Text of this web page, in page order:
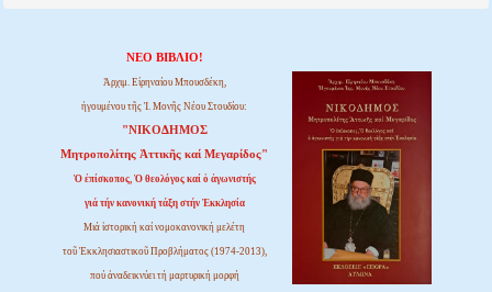
ΝΕΟ ΒΙΒΛΙΟ!
Ἀρχιμ. Εἰρηναίου Μπουσδέκη,
ἡγουμένου τῆς Ἱ. Μονῆς Νέου Στουδίου:
"ΝΙΚΟΔΗΜΟΣ
Μητροπολίτης Ἀττικῆς καί Μεγαρίδος"
Ὁ ἐπίσκοπος, Ὁ θεολόγος καί ὁ ἀγωνιστής
γιά τήν κανονική τάξη στήν Ἐκκλησία
Μιά ἱστορική καί νομοκανονική μελέτη
τοῦ Ἐκκλησιαστικοῦ Προβλήματος (1974-2013),
πού ἀναδεικνύει τή μαρτυρική μορφή